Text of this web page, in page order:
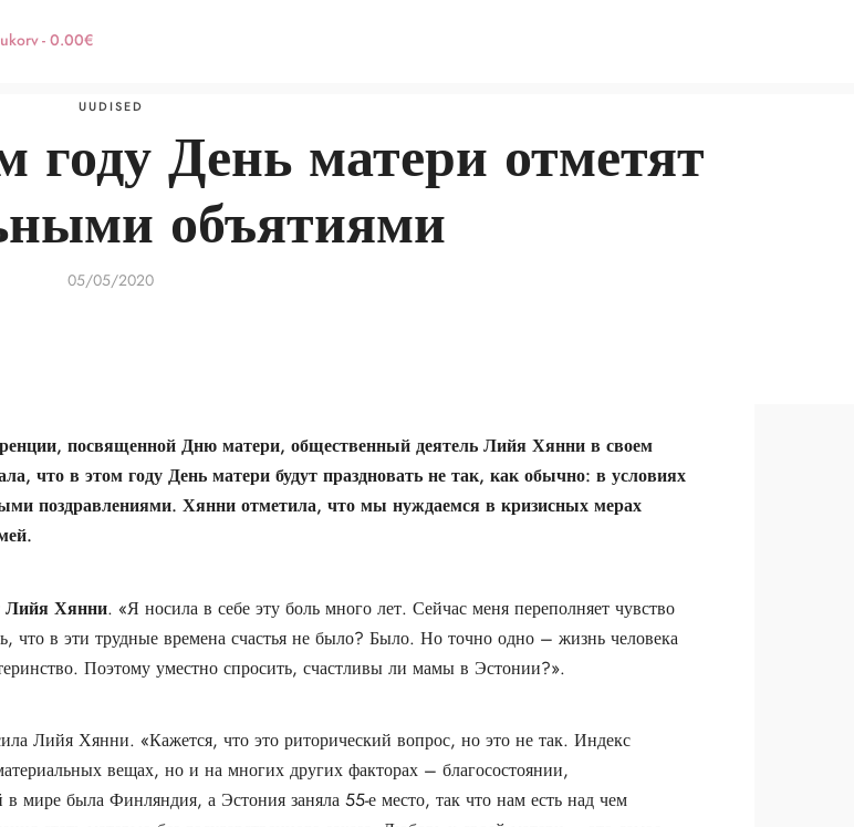
0.00€
UUDISED
День матери отметят
объятиями
05/05/2020
посвященной Дню матери, общественный деятель Лийя Хянни в своем
что в этом году День матери будут праздновать не так, как обычно: в условиях
поздравлениями. Хянни отметила, что мы нуждаемся в кризисных мерах
Лийя Хянни. «Я носила в себе эту боль много лет. Сейчас меня переполняет чувство
в эти трудные времена счастья не было? Было. Но точно одно – жизнь человека
Поэтому уместно спросить, счастливы ли мамы в Эстонии?».
Лийя Хянни. «Кажется, что это риторический вопрос, но это не так. Индекс
вещах, но и на многих других факторах – благосостоянии,
мире была Финляндия, а Эстония заняла 55-е место, так что нам есть над чем